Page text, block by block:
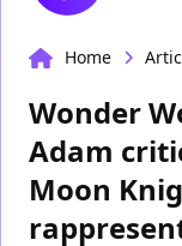
Home
Wonder
Adam
Moon